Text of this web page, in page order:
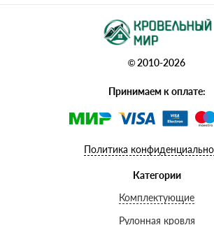
© 2010-2026
Принимаем к оплате:
Политика
Категории
Комплектующие
Рулонная кровля